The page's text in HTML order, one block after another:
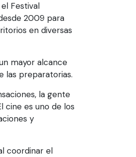
Festival
2009 para
en diversas
mayor alcance
las preparatorias.
la gente
cine es uno de los
y
coordinar el